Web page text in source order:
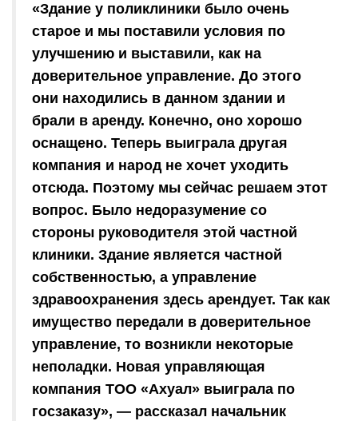
«Здание у поликлиники было очень
старое и мы поставили условия по
улучшению и выставили, как на
доверительное управление. До этого
они находились в данном здании и
брали в аренду. Конечно, оно хорошо
оснащено. Теперь выиграла другая
компания и народ не хочет уходить
отсюда. Поэтому мы сейчас решаем этот
вопрос. Было недоразумение со
стороны руководителя этой частной
клиники. Здание является частной
собственностью, а управление
здравоохранения здесь арендует. Так как
имущество передали в доверительное
управление, то возникли некоторые
неполадки. Новая управляющая
компания ТОО «Ахуал» выиграла по
госзаказу», — рассказал начальник